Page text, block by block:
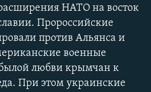
НАТО на восток
Пророссийские
против Альянса и
военные
любви крымчан к
При этом украинские